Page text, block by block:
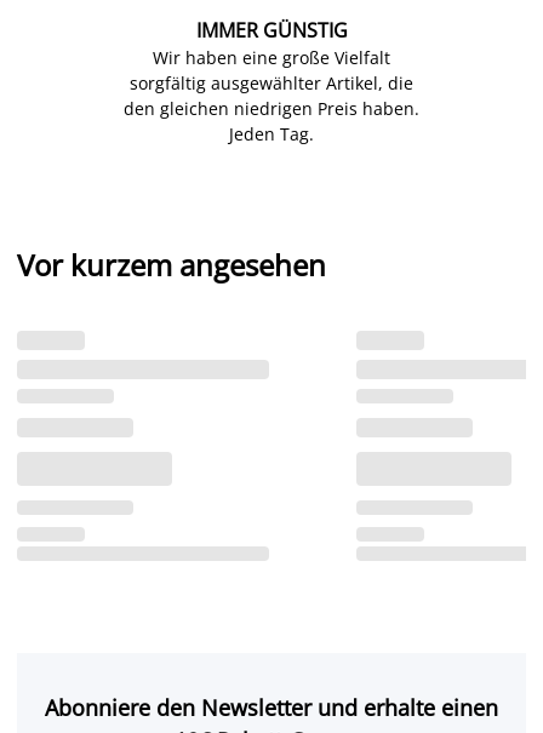
IMMER GÜNSTIG
Wir haben eine große Vielfalt
sorgfältig ausgewählter Artikel, die
den gleichen niedrigen Preis haben.
Jeden Tag.
Vor kurzem angesehen
Abonniere den Newsletter und erhalte einen